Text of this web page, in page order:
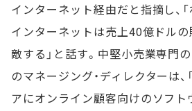
インターネット経由だと指摘し、「
インターネットは売上40億ドル
敵する」と話す。中堅小売業専門
のマネージング・ディレクターは
アにオンライン顧客向けのソフト